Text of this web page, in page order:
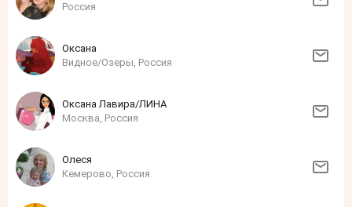
Россия
Оксана
Видное/Озеры, Россия
Оксана Лавира/ЛИНА
Москва, Россия
Олеся
Кемерово, Россия